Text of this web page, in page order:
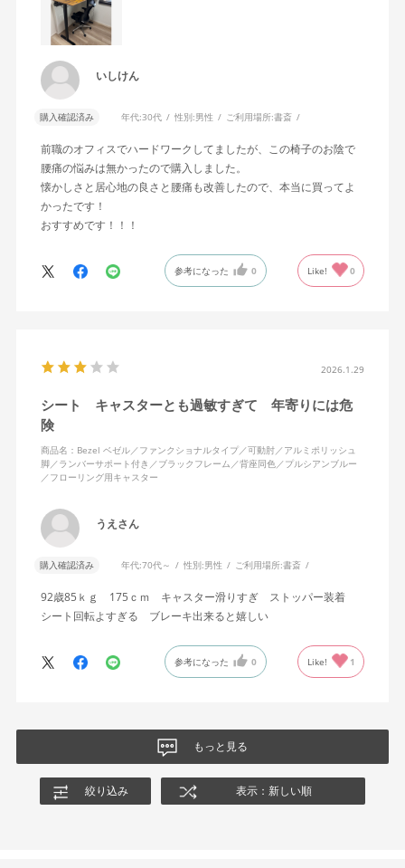
いしけん
購入確認済み 年代:30代 性別:男性 ご利用場所:書斎
前職のオフィスでハードワークしてましたが、この椅子のお陰で
腰痛の悩みは無かったので購入しました。
懐かしさと居心地の良さと腰痛も改善したので、本当に買ってよ
かったです！
おすすめです！！！
参考になった 0 Like! 0
2026.1.29
シート キャスターとも過敏すぎて 年寄りには危
険
商品名：Bezel ベゼル／ファンクショナルタイプ／可動肘／アルミポリッシュ
脚／ランバーサポート付き／ブラックフレーム／背座同色／プルシアンブルー
／フローリング用キャスター
うえさん
購入確認済み 年代:70代～ 性別:男性 ご利用場所:書斎
92歳85ｋｇ 175ｃｍ キャスター滑りすぎ ストッパー装着
シート回転よすぎる ブレーキ出来ると嬉しい
参考になった 0 Like! 1
もっと見る
絞り込み 表示：新しい順